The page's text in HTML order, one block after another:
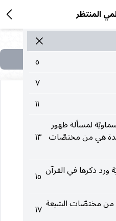
المنتظر
٥
٧
١١
لمسألة ظهور
هي من مختصّات ١٣
ورد ذكرها في القرآن ١٥
من مختصّات الشيعة ١٧
لا تحتوي على نص